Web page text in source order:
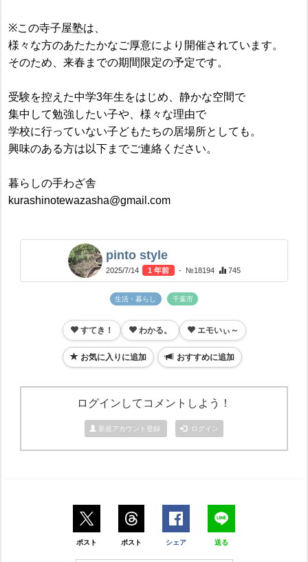
※この寺子屋塾は、
様々な方のあたたかなご厚意により開催されています。
そのため、来春までの期間限定の予定です。
受験を控えた中学3年生をはじめ、静かな空間で
集中して勉強したい子や、様々な理由で
学校に行っていない子どもたちの居場所としても。
興味のある方は以下までご連絡ください。
暮らしの手わざ舎
kurashinotewazasha@gmail.com
pinto style
2025/7/14 1 年前 - №18194 745
生活・暮らし 千葉市
すてき！ わかる。 エモいぃ～
お気に入りに追加 おすすめに追加
ログインしてコメントしよう！
新規アカウント登録 ログイン
ポスト ポスト シェア 送る